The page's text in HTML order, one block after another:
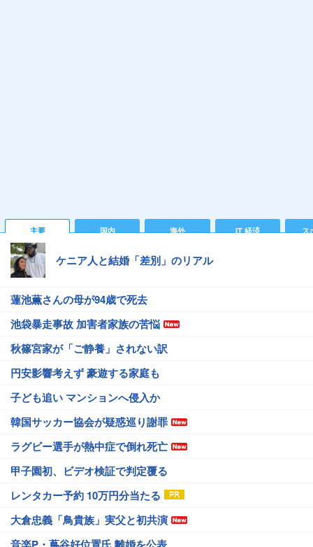
主要 国内 海外 IT 経済 ス
ケニア人と結婚「差別」のリアル
蓮池薫さんの母が94歳で死去
池袋暴走事故 加害者家族の苦悩
秋篠宮家が「ご静養」されない訳
円安影響考えず 豪遊する家庭も
子ども追い マンションへ侵入か
韓国サッカー協会が疑惑巡り謝罪
ラグビー選手が熱中症で倒れ死亡
甲子園初、ビデオ検証で判定覆る
レンタカー予約 10万円分当たる
大倉忠義「鳥貴族」実父と初共演